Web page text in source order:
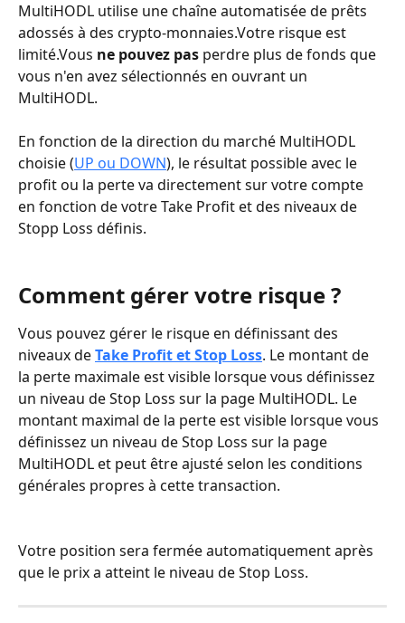
MultiHODL utilise une chaîne automatisée de prêts
adossés à des crypto-monnaies.Votre risque est
limité.Vous ne pouvez pas perdre plus de fonds que
vous n'en avez sélectionnés en ouvrant un
MultiHODL.
En fonction de la direction du marché MultiHODL
choisie (UP ou DOWN), le résultat possible avec le
profit ou la perte va directement sur votre compte
en fonction de votre Take Profit et des niveaux de
Stopp Loss définis.
Comment gérer votre risque ?
Vous pouvez gérer le risque en définissant des
niveaux de Take Profit et Stop Loss. Le montant de
la perte maximale est visible lorsque vous définissez
un niveau de Stop Loss sur la page MultiHODL. Le
montant maximal de la perte est visible lorsque vous
définissez un niveau de Stop Loss sur la page
MultiHODL et peut être ajusté selon les conditions
générales propres à cette transaction.
Votre position sera fermée automatiquement après
que le prix a atteint le niveau de Stop Loss.